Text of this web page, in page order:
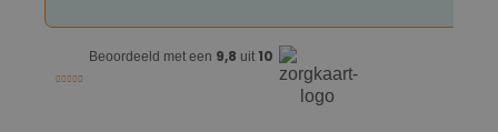
met mijn keuze en het mooie resultaat.
Beoordeeld met een 9,8 uit 10